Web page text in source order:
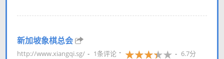
新加坡象棋总会
http://www.xiangqi.sg/ 1条评论
6.7分